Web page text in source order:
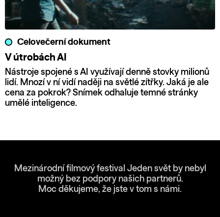
Celovečerní dokument
V útrobách AI
Nástroje spojené s AI využívají denně stovky milionů
lidí. Mnozí v ní vidí naději na světlé zítřky. Jaká je ale
cena za pokrok? Snímek odhaluje temné stránky
umělé inteligence.
Mezinárodní filmový festival Jeden svět by nebyl
možný bez podpory našich partnerů.
Moc děkujeme, že jste v tom s námi.